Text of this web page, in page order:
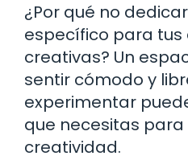
¿Por qué no
específico para
creativas? Un
sentir cómodo y
experimentar
que necesitas
creatividad.